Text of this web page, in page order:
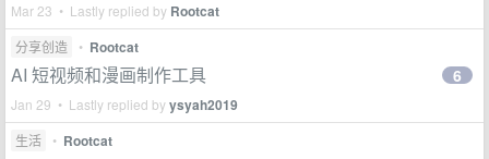
Mar 23 • Lastly replied by Rootcat
分享创造 • Rootcat
AI 短视频和漫画制作工具
Jan 29 • Lastly replied byysyah2019
6
生活 • Rootcat